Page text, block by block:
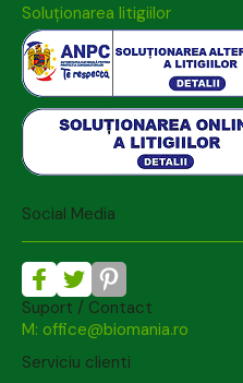
Soluționarea litigiilor
Social Media
Suport / Contact
M: office@biomania.ro
Serviciu clienti